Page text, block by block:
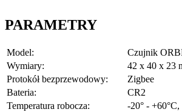
PARAMETRY
Model:
Czujnik
Wymiary:
42 x 40 x 23
Protokół bezprzewodowy:
Zigbee
Bateria:
CR2
Temperatura robocza:
-20° - +60°C,